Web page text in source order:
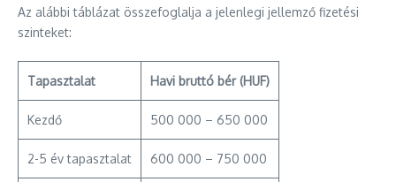
Az alábbi táblázat összefoglalja a jelenlegi jellemző fizetési
szinteket:
Tapasztalat Havi bruttó bér (HUF)
Kezdő 500 000 – 650 000
2-5 év tapasztalat 600 000 – 750 000